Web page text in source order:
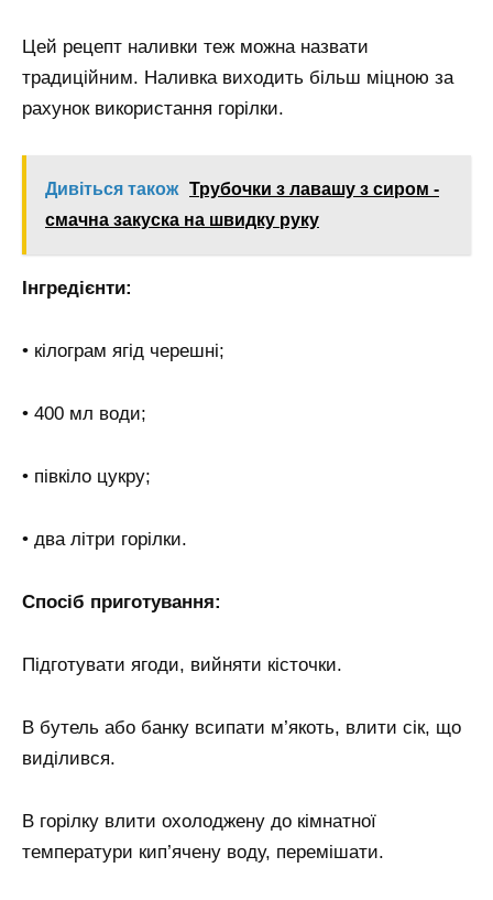
Цей рецепт наливки теж можна назвати
традиційним. Наливка виходить більш міцною за
рахунок використання горілки.
Дивіться також Трубочки з лавашу з сиром -
смачна закуска на швидку руку
Інгредієнти:
• кілограм ягід черешні;
• 400 мл води;
• півкіло цукру;
• два літри горілки.
Спосіб приготування:
Підготувати ягоди, вийняти кісточки.
В бутель або банку всипати м’якоть, влити сік, що
виділився.
В горілку влити охолоджену до кімнатної
температури кип’ячену воду, перемішати.